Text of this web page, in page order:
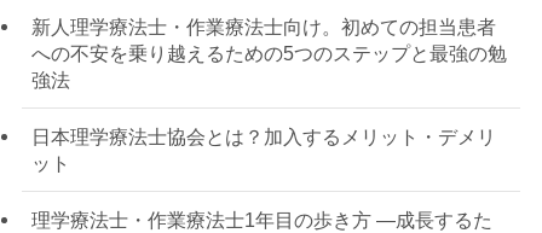
新人理学療法士・作業療法士向け。初めての担当患者
への不安を乗り越えるための5つのステップと最強の勉
強法
日本理学療法士協会とは？加入するメリット・デメリ
ット
理学療法士・作業療法士1年目の歩き方 —成長するた